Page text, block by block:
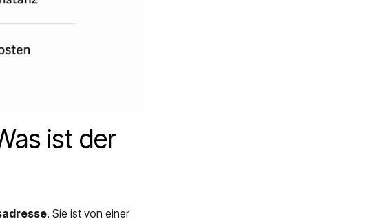
ist der
. Sie ist von einer